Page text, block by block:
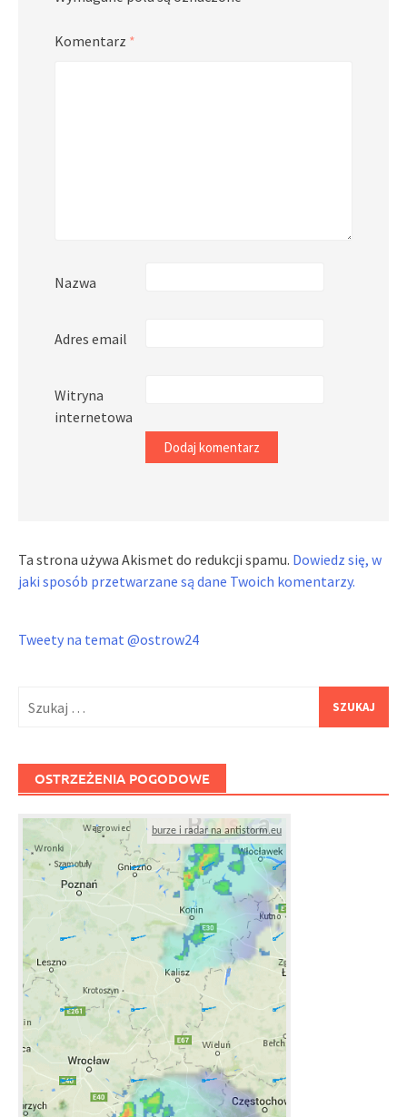
Komentarz *
Nazwa
Adres email
Witryna
internetowa
Ta strona używa Akismet do redukcji spamu. Dowiedz się, w
jaki sposób przetwarzane są dane Twoich komentarzy.
Tweety na temat @ostrow24
OSTRZEŻENIA POGODOWE
burze i radar na antistorm.eu